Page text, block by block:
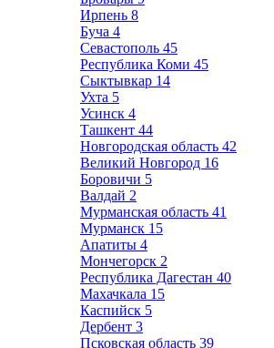
Ирпень 8
Буча 4
Севастополь 45
Республика Коми 45
Сыктывкар 14
Ухта 5
Усинск 4
Ташкент 44
Новгородская область 42
Великий Новгород 16
Боровичи 5
Валдай 2
Мурманская область 41
Мурманск 15
Апатиты 4
Мончегорск 2
Республика Дагестан 40
Махачкала 15
Каспийск 5
Дербент 3
Псковская область 39